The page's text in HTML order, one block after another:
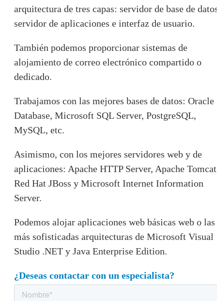
arquitectura de tres capas: servidor de base de
servidor de aplicaciones e interfaz de usuario.
También podemos proporcionar sistemas de
alojamiento de correo electrónico compartido o
dedicado.
Trabajamos con las mejores bases de datos: Oracle
Database, Microsoft SQL Server, PostgreSQL,
MySQL, etc.
Asimismo, con los mejores servidores web y de
aplicaciones: Apache HTTP Server, Apache
Red Hat JBoss y Microsoft Internet Information
Server.
Podemos alojar aplicaciones web básicas web o las
más sofisticadas arquitecturas de Microsoft Visual
Studio .NET y Java Enterprise Edition.
¿Deseas contactar con un especialista?